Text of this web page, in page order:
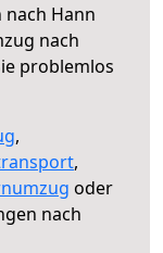
Hann
nach
problemlos
,
,
oder
nach